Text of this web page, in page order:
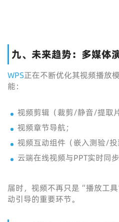
九、未来趋势：多媒体
WPS正在不断优化其视频播放
能：
视频剪辑（裁剪/静音/提取
视频章节导航；
视频互动组件（嵌入测验/投
云端在线视频与PPT实时同步
届时，视频不再只是“播放工
动引导的重要环节。